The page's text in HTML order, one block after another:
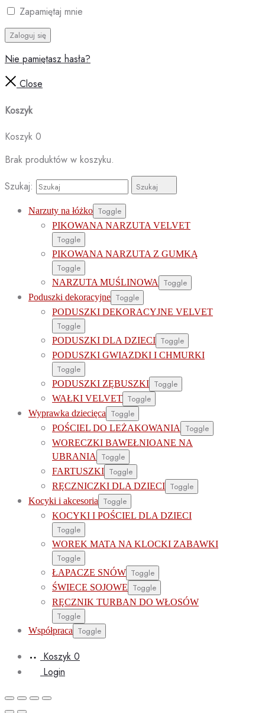
Zapamiętaj mnie
Zaloguj się
Nie pamiętasz hasła?
Close
Koszyk
Koszyk 0
Brak produktów w koszyku.
Szukaj:
Szukaj
Narzuty na łóżko Toggle
PIKOWANA NARZUTA VELVET
Toggle
PIKOWANA NARZUTA Z GUMKĄ
Toggle
NARZUTA MUŚLINOWA Toggle
Poduszki dekoracyjne Toggle
PODUSZKI DEKORACYJNE VELVET
Toggle
PODUSZKI DLA DZIECI Toggle
PODUSZKI GWIAZDKI I CHMURKI
Toggle
PODUSZKI ZĘBUSZKI Toggle
WAŁKI VELVET Toggle
Wyprawka dziecięca Toggle
POŚCIEL DO LEŻAKOWANIA Toggle
WORECZKI BAWEŁNIOANE NA
UBRANIA
Toggle
FARTUSZKI Toggle
RĘCZNICZKI DLA DZIECI Toggle
Kocyki i akcesoria Toggle
KOCYKI I POŚCIEL DLA DZIECI
Toggle
WOREK MATA NA KLOCKI ZABAWKI
Toggle
ŁAPACZE SNÓW Toggle
ŚWIECE SOJOWE Toggle
RĘCZNIK TURBAN DO WŁOSÓW
Toggle
Współpraca Toggle
Koszyk 0
Login